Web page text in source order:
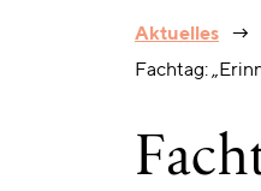
Aktuelles
Fachtag: